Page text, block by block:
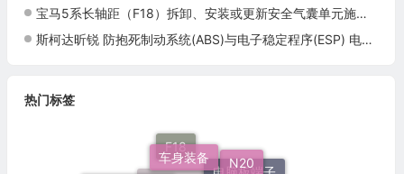
宝马5系长轴距（F18）拆卸、安装或更新安全气囊单元施工与复检标准
斯柯达昕锐 防抱死制动系统(ABS)与电子稳定程序(ESP) 电路图
热门标签
N20
车身装备
F18